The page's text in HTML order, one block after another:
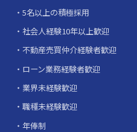
5名以上の積極採用
社会人経験10年以上歓迎
不動産売買仲介経験者歓迎
ローン業務経験者歓迎
業界未経験歓迎
職種未経験歓迎
年俸制